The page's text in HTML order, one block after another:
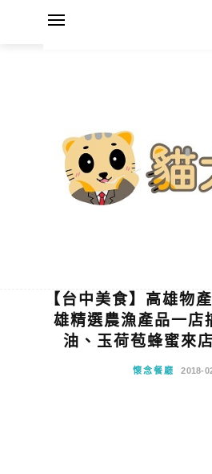
【台中美食】高雄物
雄精選農漁產品一店
油、玉荷苞蜂蜜來
懷念餐廳 2018-